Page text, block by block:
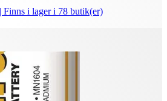
| Finns i lager i 78 butik(er)